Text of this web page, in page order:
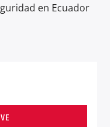
en Ecuador